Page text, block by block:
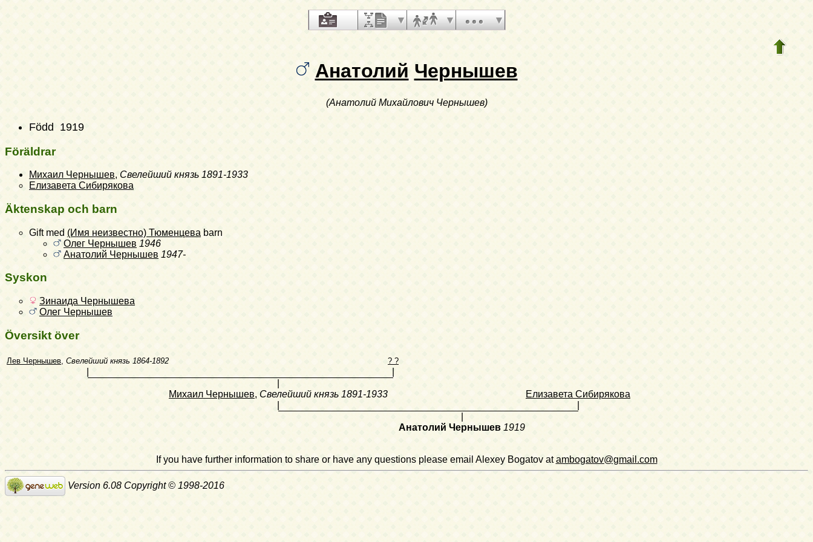
Анатолий Чернышев
(Анатолий Михайлович Чернышев)
Född 1919
Föräldrar
Михаил Чернышев, Свелейший князь 1891-1933
Елизавета Сибирякова
Äktenskap och barn
Gift med (Имя неизвестно) Тюменцева barn
Олег Чернышев 1946
Анатолий Чернышев 1947-
Syskon
Зинаида Чернышева
Олег Чернышев
Översikt över
Лев Чернышев Свелейший князь 1864-1892 ? ?
Михаил Чернышев, Свелейший князь 1891-1933
Елизавета Сибирякова
Анатолий Чернышев 1919
If you have further information to share or have any questions please email Alexey Bogatov atambogatov@gmail.com
Version 6.08 Copyright © 1998-2016